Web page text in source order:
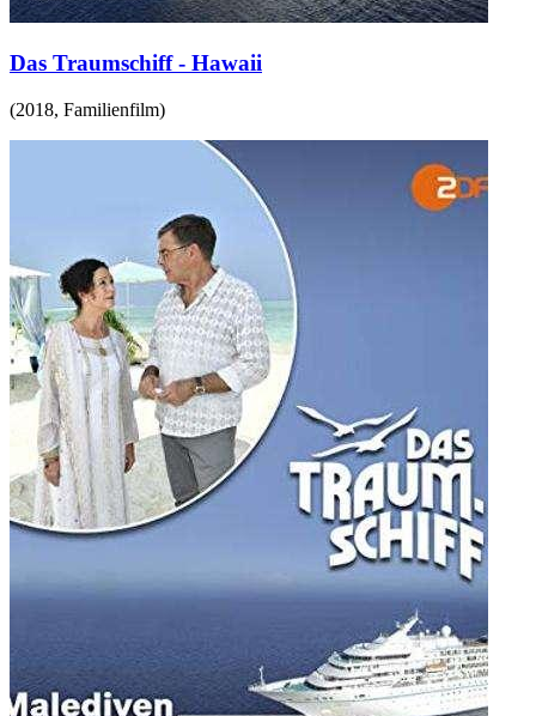
Das Traumschiff - Hawaii
(2018, Familienfilm)